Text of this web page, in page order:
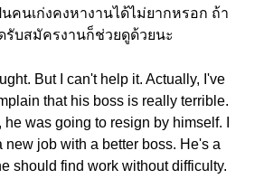
คนเก่งคงหางานได้ไม่ยากหรอก ถ้า
รับสมัครงานก็ช่วยดูด้วยนะ
But I can't help it. Actually, I've
that his boss is really terrible.
he was going to resign by himself. I
new job with a better boss. He's a
should find work without difficulty.